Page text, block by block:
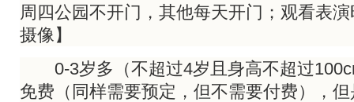
周四公园不开门，其他每天开门；观看表
摄像】
0-3岁多（不超过4岁且身高不超过
免费（同样需要预定，但不需要付费），